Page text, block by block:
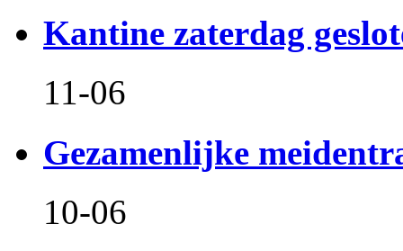
Kantine zaterdag
11-06
Gezamenlijke
10-06